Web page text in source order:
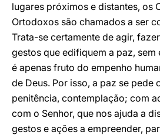
lugares próximos e distantes, os
Ortodoxos são chamados a ser
Trata-se certamente de agir,
gestos que edifiquem a paz, sem
é apenas fruto do empenho
de Deus. Por isso, a paz se pede
penitência, contemplação; com
com o Senhor, que nos ajuda a
gestos e ações a empreender,